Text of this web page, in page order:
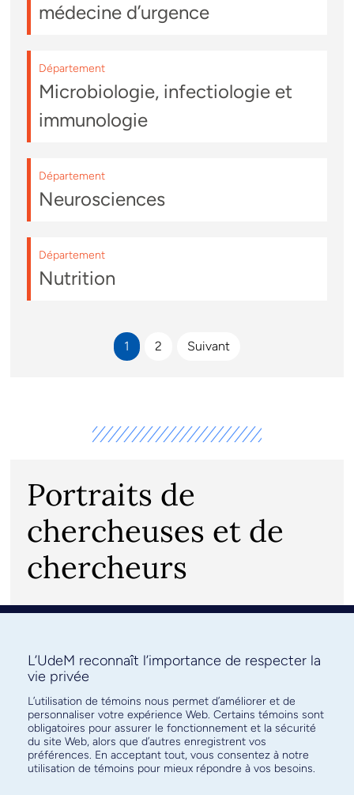
médecine d’urgence
Département
Microbiologie, infectiologie et
immunologie
Département
Neurosciences
Département
Nutrition
1 2 Suivant
Portraits de
chercheuses et de
chercheurs
Découvrez le travail et l’engagement de nos brillants
Choisir un créneaux d’excellence
L’UdeM reconnaît l’importance de respecter la
vie privée
L’utilisation de témoins nous permet d’améliorer et de
personnaliser votre expérience Web. Certains témoins sont
obligatoires pour assurer le fonctionnement et la sécurité
du site Web, alors que d’autres enregistrent vos
préférences. En acceptant tout, vous consentez à notre
utilisation de témoins pour mieux répondre à vos besoins.